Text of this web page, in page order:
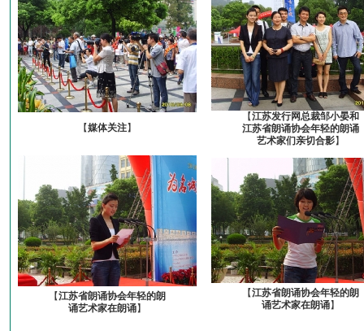
【媒体关注】
【江苏发行网总裁邹小晏和
江苏省朗诵协会年轻的朗诵
艺术家们亲切合影】
【江苏省朗诵协会年轻的朗
诵艺术家在朗诵】
【江苏省朗诵协会年轻的朗
诵艺术家在朗诵】